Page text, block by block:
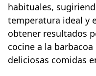
habituales,
temperatura ideal y
obtener resultados
cocine a la
deliciosas comidas